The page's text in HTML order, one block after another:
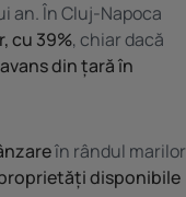
an. În Cluj-Napoca
cu 39%, chiar dacă
din țară în
în rândul marilor
disponibile